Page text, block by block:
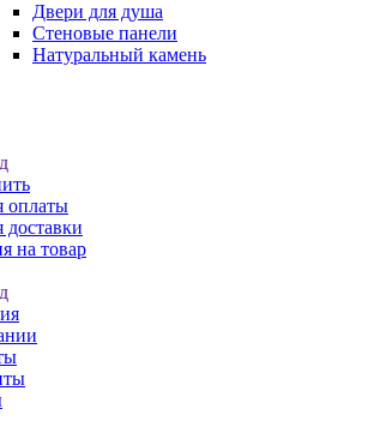
Двери для душа
Стеновые панели
Натуральный камень
оплаты
доставки
на товар